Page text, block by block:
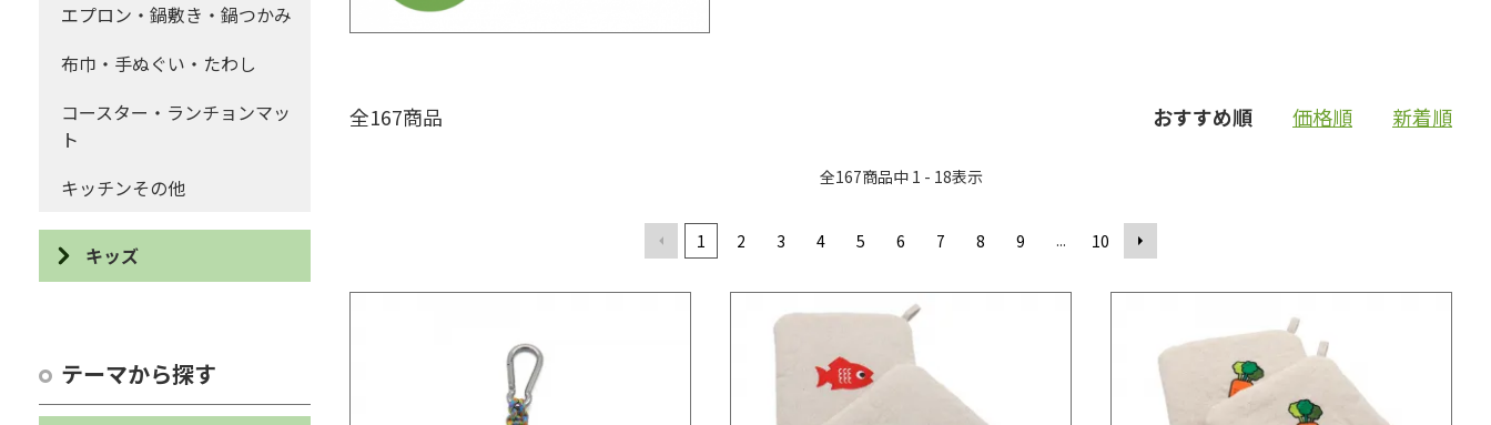
アクセサリーその他
オブジェ
バス・トイレアイテム
ホームインテリアその他
エプロン・鍋敷き・鍋つかみ
布巾・手ぬぐい・たわし
コースター・ランチョンマッ
ト
キッチンその他
キッズ
オブジェ・ぬいぐるみ
テーマから探す
全167商品 おすすめ順 価格順 新着順
全167商品中 1 - 18表示
1 2 3 4 5 6 7 8 9 ... 10